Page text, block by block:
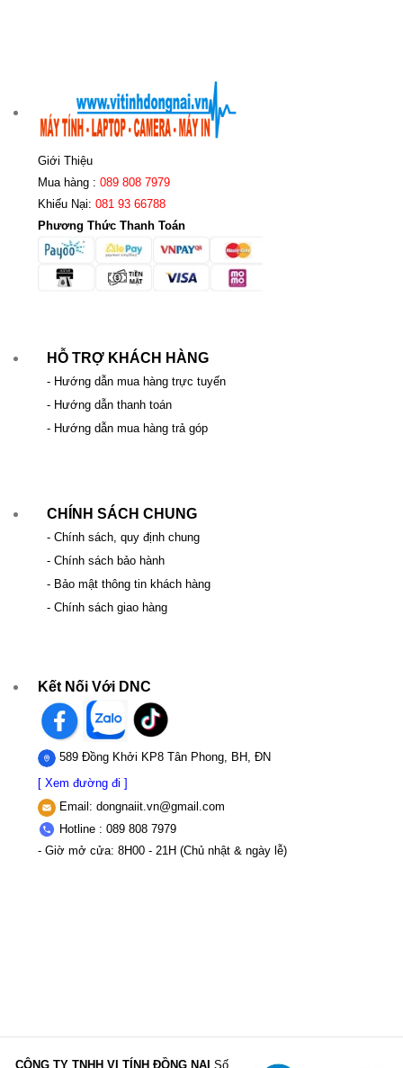
Giới Thiệu
Mua hàng : 089 808 7979
Khiếu Nại: 081 93 66788
Phương Thức Thanh Toán
HỖ TRỢ KHÁCH HÀNG
- Hướng dẫn mua hàng trực tuyến
- Hướng dẫn thanh toán
- Hướng dẫn mua hàng trả góp
CHÍNH SÁCH CHUNG
- Chính sách, quy định chung
- Chính sách bảo hành
- Bảo mật thông tin khách hàng
- Chính sách giao hàng
Kết Nối Với DNC
589 Đồng Khởi KP8 Tân Phong, BH, ĐN
[ Xem đường đi ]
Email: dongnaiit.vn@gmail.com
Hotline : 089 808 7979
- Giờ mở cửa: 8H00 - 21H (Chủ nhật & ngày lễ)
CÔNG TY TNHH VI TÍNH ĐỒNG NAI Số